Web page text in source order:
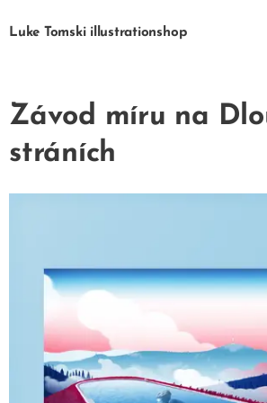
Luke Tomski illustrationshop
Závod míru na
stráních